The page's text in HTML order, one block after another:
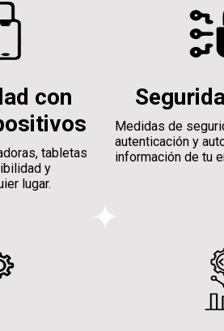
con
tabletas
y
lugar.
Medidas de
autenticación y
información de tu